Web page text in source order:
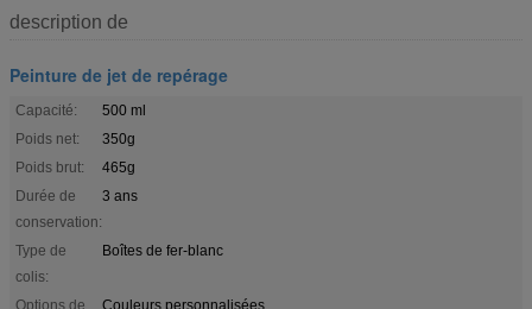
description de
Peinture de jet de repérage
Capacité:
500 ml
Poids net:
350g
Poids brut:
465g
Durée de
conservation:
3 ans
Type de
colis:
Boîtes de fer-blanc
Options de
Couleurs personnalisées